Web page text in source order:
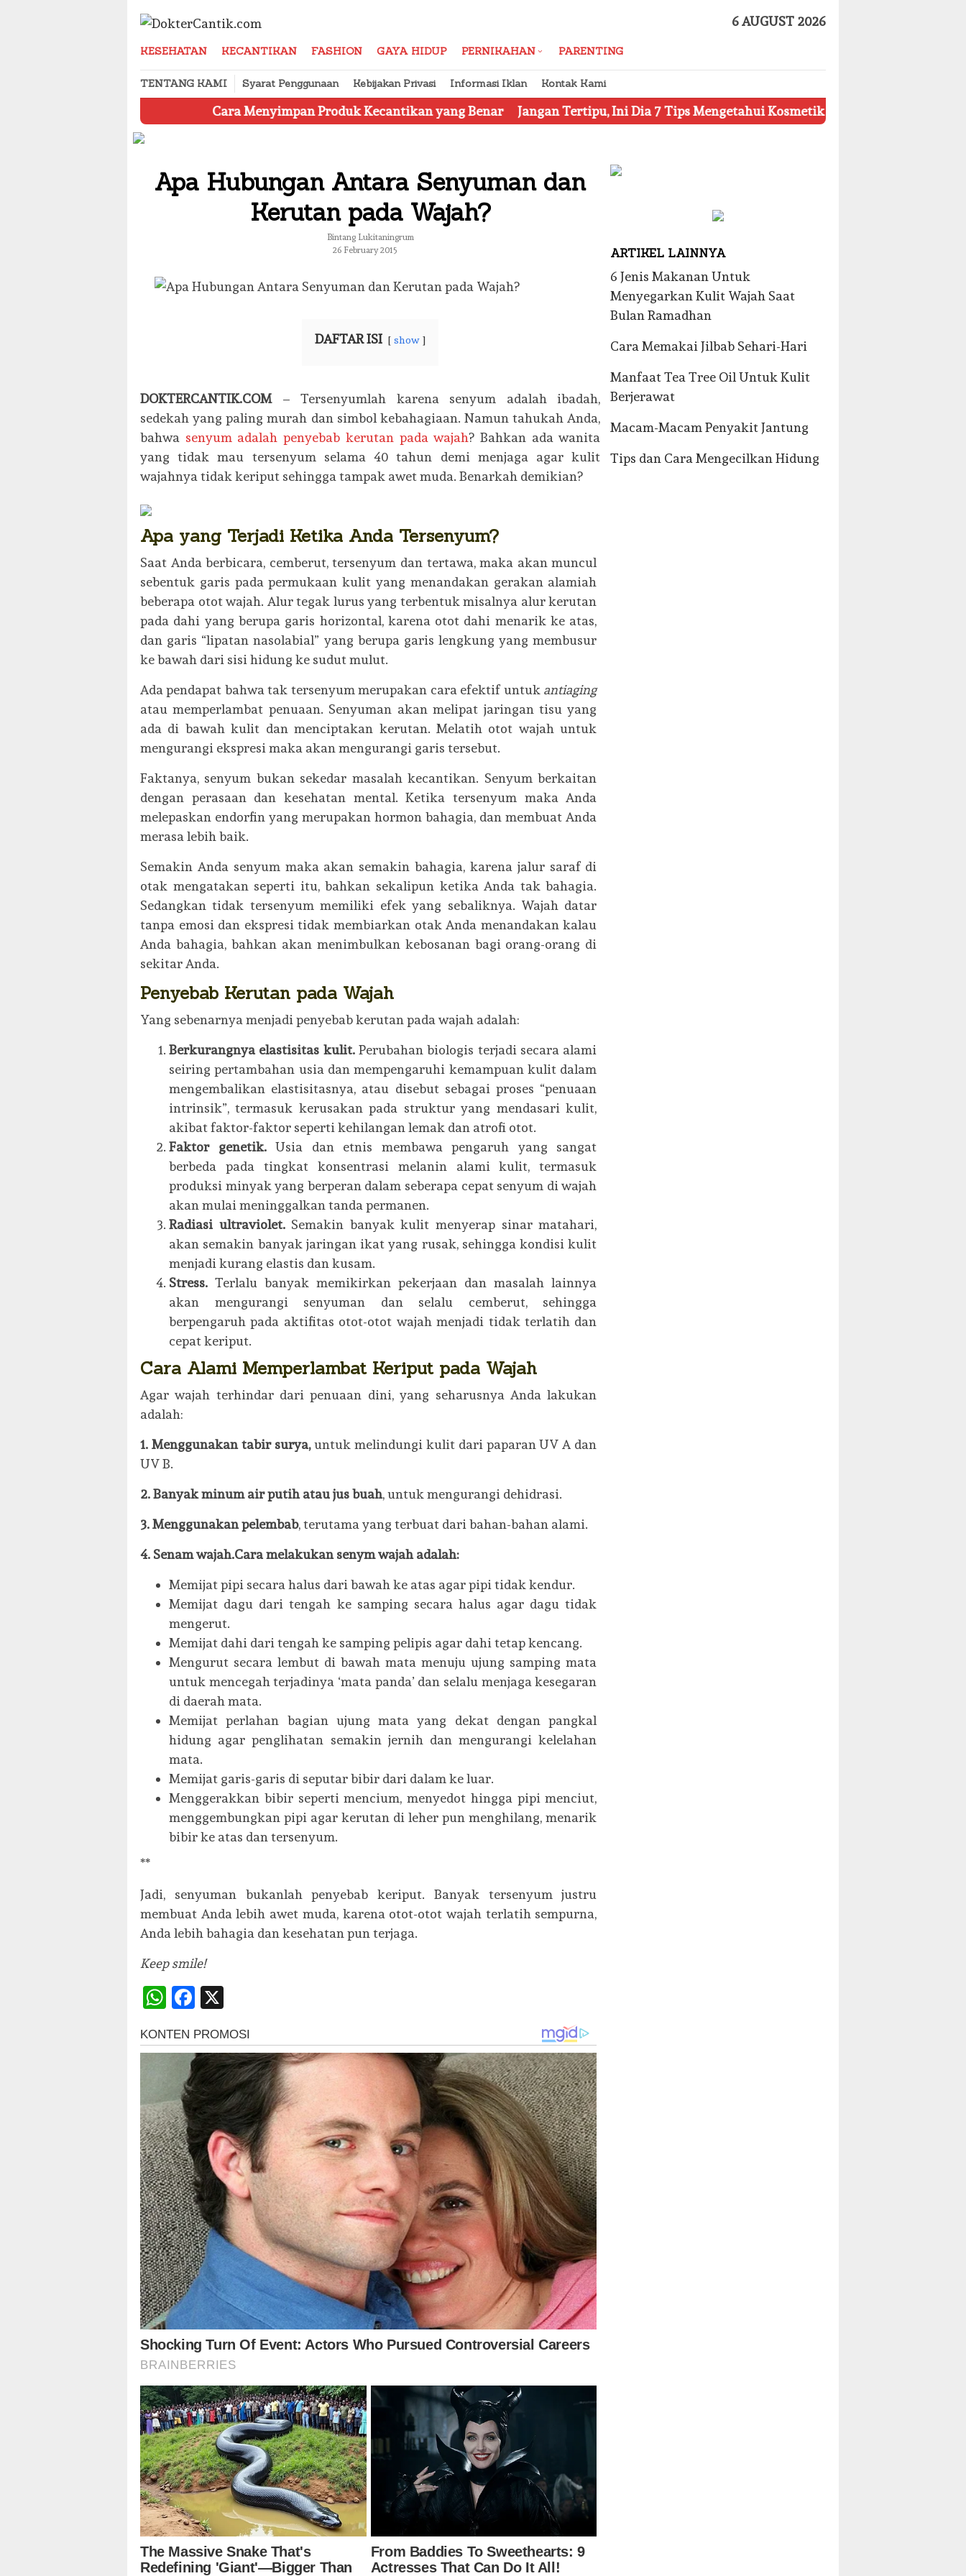
content
6 AUGUST 2026
KESEHATAN KECANTIKAN FASHION GAYA HIDUP PERNIKAHAN PARENTING
TENTANG KAMI Syarat Penggunaan Kebijakan Privasi Informasi Iklan Kontak Kami
Cara Menyimpan Produk Kecantikan yang Benar Jangan Tertipu, Ini Dia 7 Tips Mengetahui Kosmetik Palsu Ketahui 8 Simbol Penting
Apa Hubungan Antara Senyuman dan
Kerutan pada Wajah?
Bintang Lukitaningrum
26 February 2015
DAFTAR ISI show
DOKTERCANTIK.COM– Tersenyumlah karena senyum adalah ibadah,
sedekah yang paling murah dan simbol kebahagiaan. Namun tahukah Anda,
bahwa senyum adalah penyebab kerutan pada wajah? Bahkan ada wanita
yang tidak mau tersenyum selama 40 tahun demi menjaga agar kulit
wajahnya tidak keriput sehingga tampak awet muda. Benarkah demikian?
Apa yang Terjadi Ketika Anda Tersenyum?
Saat Anda berbicara, cemberut, tersenyum dan tertawa, maka akan muncul
sebentuk garis pada permukaan kulit yang menandakan gerakan alamiah
beberapa otot wajah. Alur tegak lurus yang terbentuk misalnya alur kerutan
pada dahi yang berupa garis horizontal, karena otot dahi menarik ke atas,
dan garis “lipatan nasolabial” yang berupa garis lengkung yang membusur
ke bawah dari sisi hidung ke sudut mulut.
Ada pendapat bahwa tak tersenyum merupakan cara efektif untuk antiaging
atau memperlambat penuaan. Senyuman akan melipat jaringan tisu yang
ada di bawah kulit dan menciptakan kerutan. Melatih otot wajah untuk
mengurangi ekspresi maka akan mengurangi garis tersebut.
Faktanya, senyum bukan sekedar masalah kecantikan. Senyum berkaitan
dengan perasaan dan kesehatan mental. Ketika tersenyum maka Anda
melepaskan endorfin yang merupakan hormon bahagia, dan membuat Anda
merasa lebih baik.
Semakin Anda senyum maka akan semakin bahagia, karena jalur saraf di
otak mengatakan seperti itu, bahkan sekalipun ketika Anda tak bahagia.
Sedangkan tidak tersenyum memiliki efek yang sebaliknya. Wajah datar
tanpa emosi dan ekspresi tidak membiarkan otak Anda menandakan kalau
Anda bahagia, bahkan akan menimbulkan kebosanan bagi orang-orang di
sekitar Anda.
Penyebab Kerutan pada Wajah
Yang sebenarnya menjadi penyebab kerutan pada wajah adalah:
Berkurangnya elastisitas kulit.Perubahan biologis terjadi secara alami
seiring pertambahan usia dan mempengaruhi kemampuan kulit dalam
mengembalikan elastisitasnya, atau disebut sebagai proses “penuaan
intrinsik”, termasuk kerusakan pada struktur yang mendasari kulit,
akibat faktor-faktor seperti kehilangan lemak dan atrofi otot.
Faktor genetik.Usia dan etnis membawa pengaruh yang sangat
berbeda pada tingkat konsentrasi melanin alami kulit, termasuk
produksi minyak yang berperan dalam seberapa cepat senyum di wajah
akan mulai meninggalkan tanda permanen.
Radiasi ultraviolet. Semakin banyak kulit menyerap sinar matahari,
akan semakin banyak jaringan ikat yang rusak, sehingga kondisi kulit
menjadi kurang elastis dan kusam.
Stress.Terlalu banyak memikirkan pekerjaan dan masalah lainnya
akan mengurangi senyuman dan selalu cemberut, sehingga
berpengaruh pada aktifitas otot-otot wajah menjadi tidak terlatih dan
cepat keriput.
Cara Alami Memperlambat Keriput pada Wajah
Agar wajah terhindar dari penuaan dini, yang seharusnya Anda lakukan
adalah:
1. Menggunakan tabir surya,untuk melindungi kulit dari paparan UV A dan
UV B.
2. Banyak minum air putih atau jus buah, untuk mengurangi dehidrasi.
3. Menggunakan pelembab, terutama yang terbuat dari bahan-bahan alami.
4. Senam wajah.Cara melakukan senym wajah adalah:
Memijat pipi secara halus dari bawah ke atas agar pipi tidak kendur.
Memijat dagu dari tengah ke samping secara halus agar dagu tidak
mengerut.
Memijat dahi dari tengah ke samping pelipis agar dahi tetap kencang.
Mengurut secara lembut di bawah mata menuju ujung samping mata
untuk mencegah terjadinya ‘mata panda’ dan selalu menjaga kesegaran
di daerah mata.
Memijat perlahan bagian ujung mata yang dekat dengan pangkal
hidung agar penglihatan semakin jernih dan mengurangi kelelahan
mata.
Memijat garis-garis di seputar bibir dari dalam ke luar.
Menggerakkan bibir seperti mencium, menyedot hingga pipi menciut,
menggembungkan pipi agar kerutan di leher pun menghilang, menarik
bibir ke atas dan tersenyum.
**
Jadi, senyuman bukanlah penyebab keriput. Banyak tersenyum justru
membuat Anda lebih awet muda, karena otot-otot wajah terlatih sempurna,
Anda lebih bahagia dan kesehatan pun terjaga.
Keep smile!
WhatsApp
Facebook
ARTIKEL LAINNYA
6 Jenis Makanan Untuk
Menyegarkan Kulit Wajah Saat
Bulan Ramadhan
Cara Memakai Jilbab Sehari-Hari
Manfaat Tea Tree Oil Untuk Kulit
Berjerawat
Macam-Macam Penyakit Jantung
Tips dan Cara Mengecilkan Hidung